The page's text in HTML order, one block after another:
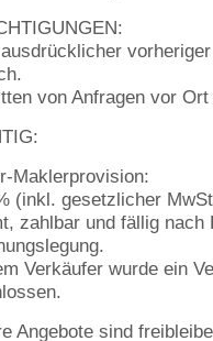
von Anfragen vor
Maklerprovision:
(inkl. gesetzlicher
zahlbar und fällig
Verkäufer wurde ein
Angebote sind